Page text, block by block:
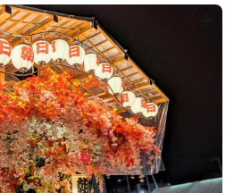
奉納（わらじ設置・獅子舞奉納）
奉納
（わらじ設置・獅子舞奉納）